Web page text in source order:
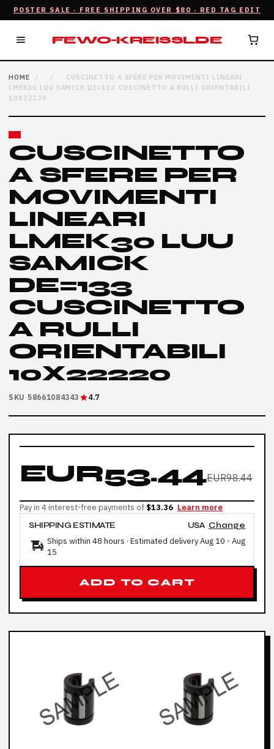
POSTER SALE · FREE SHIPPING OVER $80 · RED TAG EDIT
FEWO-KREISSL.DE
HOME / /
CUSCINETTO A SFERE PER MOVIMENTI LINEARI
LMEK30 LUU SAMICK DE=133 CUSCINETTO A RULLI ORIENTABILI
10X22220
CUSCINETTO
A SFERE PER
MOVIMENTI
LINEARI
LMEK30 LUU
SAMICK
DE=133
CUSCINETTO
A RULLI
ORIENTABILI
10X22220
SKU 58661084343 4.7
EUR53.44EUR98.44
Pay in 4 interest-free payments of $13.36 Learn more
SHIPPING ESTIMATE
USA Change
Ships within 48 hours · Estimated deliveryAug 10 - Aug
15
ADD TO CART